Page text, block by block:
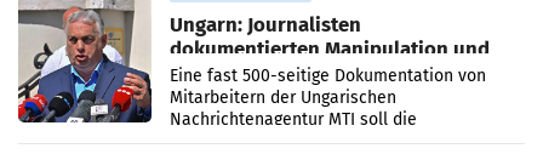
Ungarn: Journalisten
dokumentierten Manipulation und
Zensur
Eine fast 500-seitige Dokumentation von
Mitarbeitern der Ungarischen
Nachrichtenagentur MTI soll die
systematische Nachrichten-Manipulation und